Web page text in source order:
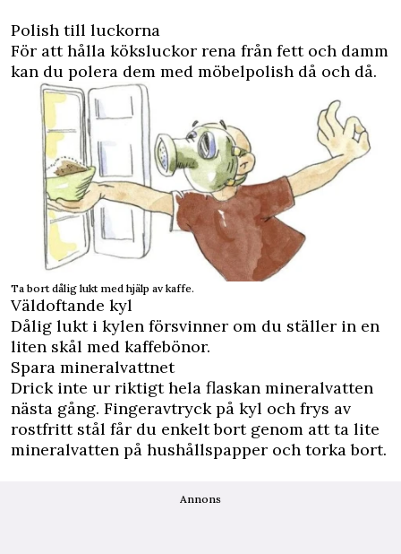
Polish till luckorna
För att hålla köksluckor rena från fett och damm
kan du polera dem med möbelpolish då och då.
Ta bort dålig lukt med hjälp av kaffe.
Väldoftande kyl
Dålig lukt i kylen försvinner om du ställer in en
liten skål med kaffebönor.
Spara mineralvattnet
Drick inte ur riktigt hela flaskan mineralvatten
nästa gång. Fingeravtryck på kyl och frys av
rostfritt stål får du enkelt bort genom att ta lite
mineralvatten på hushållspapper och torka bort.
Annons